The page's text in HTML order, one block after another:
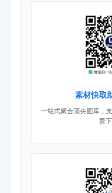
素材快取
一站式聚合顶尖图库，
费下